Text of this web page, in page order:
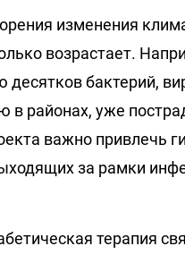
изменения
возрастает.
бактерий,
районах, уже
важно привлечь
за рамки
терапия